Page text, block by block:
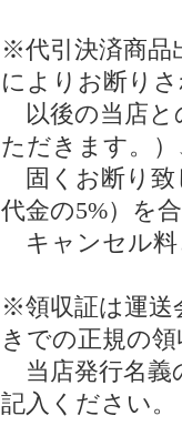
※代引決済商品
によりお断り
以後の当店と
ただきます。
固くお断り致
代金の5%）を
キャンセル料
※領収証は運送
きでの正規の
当店発行名義
記入ください